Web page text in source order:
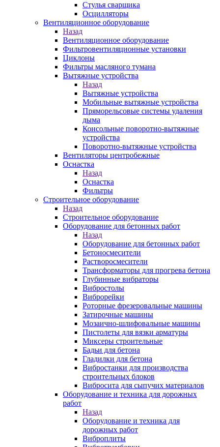
Стулья сварщика
Осцилляторы
Вентиляционное оборудование
Назад
Вентиляционное оборудование
Фильтровентиляционные установки
Циклоны
Фильтры масляного тумана
Вытяжные устройства
Назад
Вытяжные устройства
Мобильные вытяжные устройства
Пряморельсовые системы удаления
дыма
Консольные поворотно-вытяжные
устройства
Поворотно-вытяжные устройства
Вентиляторы центробежные
Оснастка
Назад
Оснастка
Фильтры
Строительное оборудование
Назад
Строительное оборудование
Оборудование для бетонных работ
Назад
Оборудование для бетонных работ
Бетоносмесители
Растворосмесители
Трансформаторы для прогрева бетона
Глубинные вибраторы
Вибростолы
Виброрейки
Роторные фрезеровальные машины
Затирочные машины
Мозаично-шлифовальные машины
Пистолеты для вязки арматуры
Миксеры строительные
Бадьи для бетона
Гладилки для бетона
Вибростанки для производства
строительных блоков
Вибросита для сыпучих материалов
Оборудование и техника для дорожных
работ
Назад
Оборудование и техника для
дорожных работ
Виброплиты